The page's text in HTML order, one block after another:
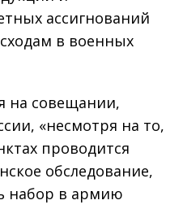
ассигнований
в военных
на совещании,
«несмотря на то,
проводится
обследование,
набор в армию